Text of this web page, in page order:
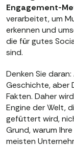
Engagement-
verarbeitet, um
erkennen und
die für gutes
sind.
Denken Sie
Geschichte, aber
Fakten. Daher
Engine der Welt,
gefüttert wird,
Grund, warum
meisten